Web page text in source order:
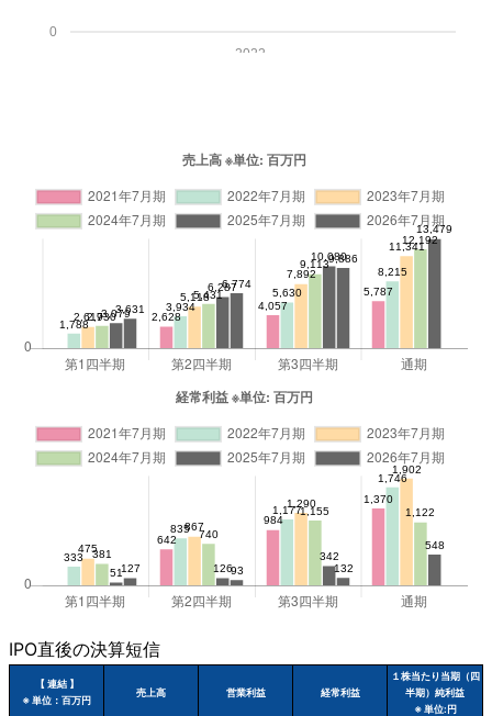
0
2022
IPO直後の決算短信
【 連結 】
※ 単位：百万円
売上高 営業利益 経常利益
１株当たり当期（四
半期）純利益
※ 単位:円